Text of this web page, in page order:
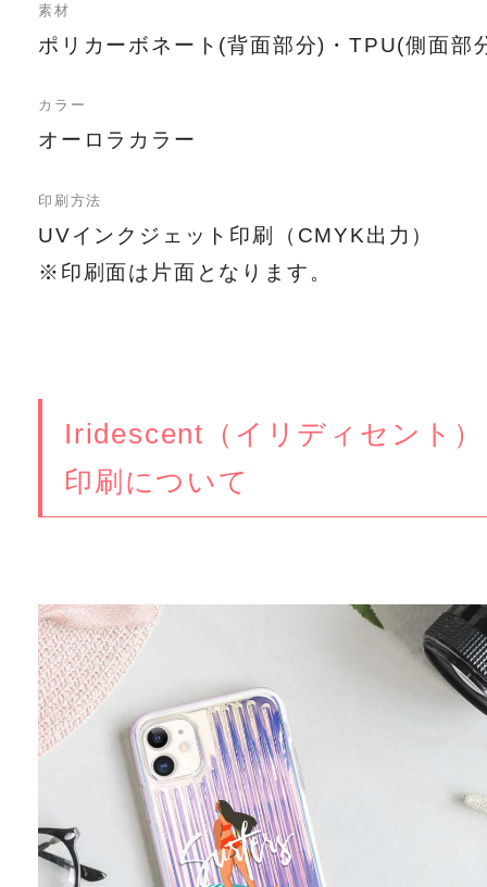
素材
ポリカーボネート(背面部分)・TPU(側面部
カラー
オーロラカラー
印刷方法
UVインクジェット印刷（CMYK出力）
※印刷面は片面となります。
Iridescent（イリディセント）
印刷について